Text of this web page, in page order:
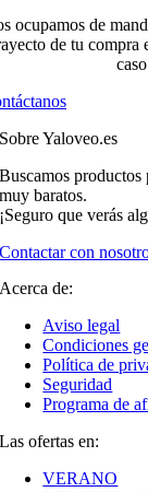
ocupamos de
de tu compra
Sobre Yaloveo.es
Buscamos productos
muy baratos.
¡Seguro que verás
Contactar con
Acerca de:
Aviso legal
Condiciones
Política de
Seguridad
Programa de
Las ofertas en:
VERANO